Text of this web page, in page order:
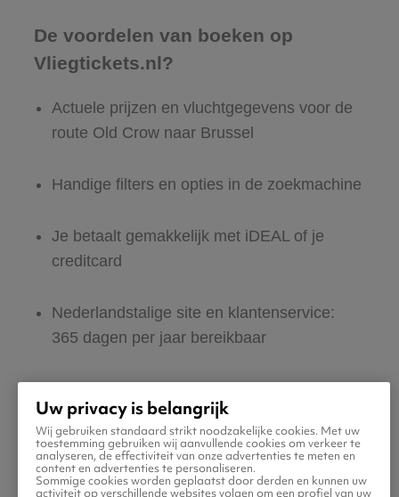
De voordelen van boeken op
Vliegtickets.nl?
Actuele prijzen en vluchtgegevens voor de
route Old Crow naar Brussel
Handige filters en opties in de zoekmachine
Je betaalt gemakkelijk met iDEAL of je
creditcard
Nederlandstalige site en klantenservice:
365 dagen per jaar bereikbaar
Boek ook direct een hotel of huurauto voor
in Brussel
Uw privacy is belangrijk
Wij gebruiken standaard strikt noodzakelijke cookies. Met uw
toestemming gebruiken wij aanvullende cookies om verkeer te
analyseren, de effectiviteit van onze advertenties te meten en
content en advertenties te personaliseren.
Sommige cookies worden geplaatst door derden en kunnen uw
activiteit op verschillende websites volgen om een profiel van uw